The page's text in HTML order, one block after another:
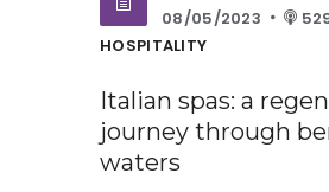
08/05/2023
HOSPITALITY
Italian spas: a
journey through
waters